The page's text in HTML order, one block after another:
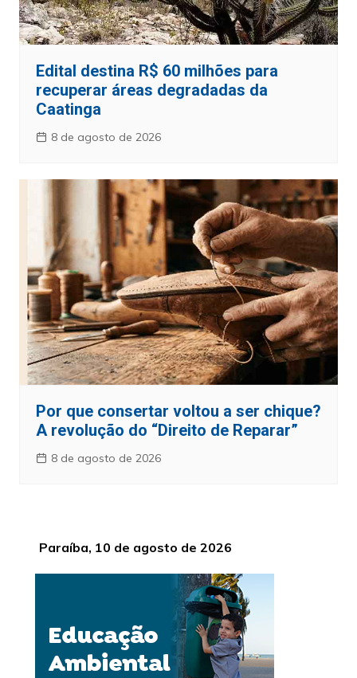
Edital destina R$ 60 milhões para
recuperar áreas degradadas da
Caatinga
8 de agosto de 2026
Por que consertar voltou a ser chique?
A revolução do “Direito de Reparar”
8 de agosto de 2026
Paraíba, 10 de agosto de 2026